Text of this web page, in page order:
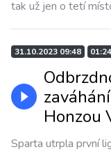
tak už jen o tetí
31.10.2023 09:48
Honzou
Sparta utrpla první